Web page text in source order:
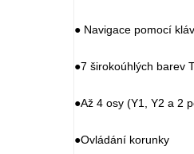
● Navigace pomocí
●7 širokoúhlých barev
●Až 4 osy (Y1, Y2 a 2
●Ovládání korunky